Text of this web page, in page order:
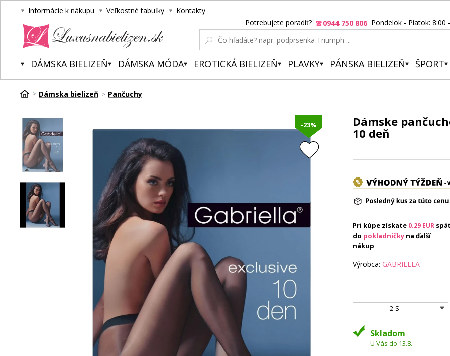
Informácie k nákupu Veľkostné tabuľky Kontakty
Potrebujete poradiť? 0944 750 806 Pondelok - Piatok: 8:00
DÁMSKA BIELIZEŇ DÁMSKA MÓDA EROTICKÁ BIELIZEŇ PLAVKY PÁNSKA BIELIZEŇ ŠPORT
Dámska bielizeň Pančuchy
-23%
Dámske
10 deň
Pri kúpe získate 0.29 EUR
do pokladničky na ďalší
nákup
Výrobca: GABRIELLA
2-S
Skladom
U Vás do 13.8.